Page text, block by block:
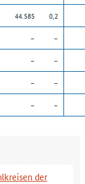
44.585 0,2
– –
– –
– –
– –
der